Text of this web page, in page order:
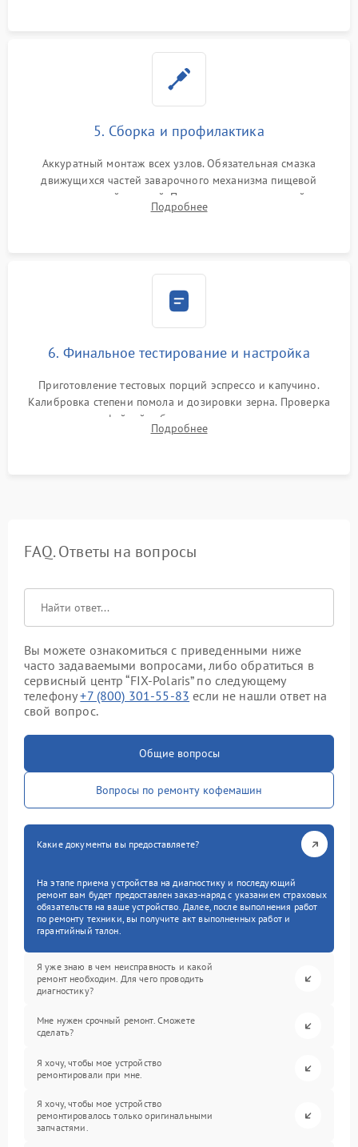
5. Сборка и профилактика
Аккуратный монтаж всех узлов. Обязательная смазка
движущихся частей заварочного механизма пищевой
силиконовой смазкой. Проведение программной
декальцинации и очистки системы от кофейных масел.
Подробнее
6. Финальное тестирование и настройка
Приготовление тестовых порций эспрессо и капучино.
Калибровка степени помола и дозировки зерна. Проверка
плотности кофейной таблетки, температуры напитка и
качества молочной пены. Контроль отсутствия посторонних
Подробнее
FAQ. Ответы на вопросы
Вы можете ознакомиться с приведенными ниже
часто задаваемыми вопросами, либо обратиться в
сервисный центр “FIX-Polaris” по следующему
телефону+7 (800) 301-55-83 если не нашли ответ на
свой вопрос.
Общие вопросы
Вопросы по ремонту кофемашин
Какие документы вы предоставляете?
На этапе приема устройства на диагностику и последующий
ремонт вам будет предоставлен заказ-наряд с указанием страховых
обязательств на ваше устройство. Далее, после выполнения работ
по ремонту техники, вы получите акт выполненных работ и
гарантийный талон.
Я уже знаю в чем неисправность и какой
ремонт необходим. Для чего проводить
диагностику?
Мне нужен срочный ремонт. Сможете
сделать?
Я хочу, чтобы мое устройство
ремонтировали при мне.
Я хочу, чтобы мое устройство
ремонтировалось только оригинальными
запчастями.